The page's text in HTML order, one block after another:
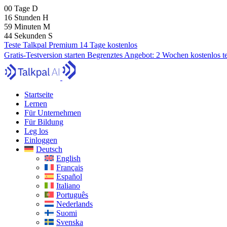
00 Tage D
16 Stunden H
59 Minuten M
42 Sekunden S
Teste Talkpal Premium 14 Tage kostenlos
Gratis-Testversion starten Begrenztes Angebot: 2 Wochen kostenlos
Startseite
Lernen
Für Unternehmen
Für Bildung
Leg los
Einloggen
Deutsch
English
Français
Español
Italiano
Português
Nederlands
Suomi
Svenska